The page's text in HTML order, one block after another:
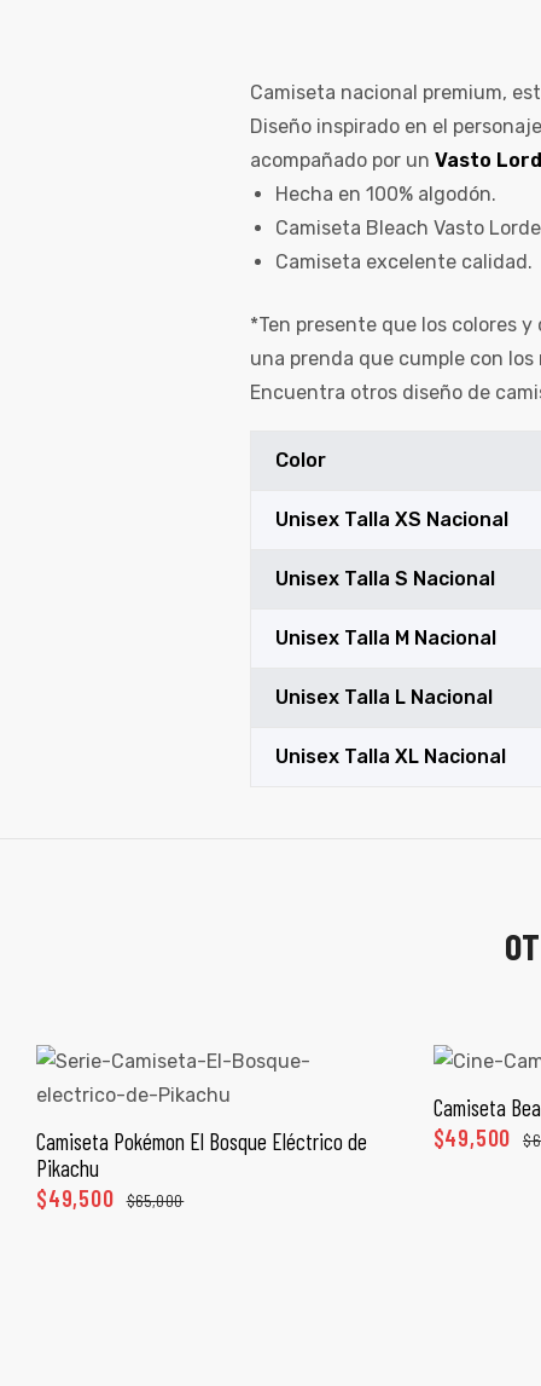
Camiseta nacional premium,
Diseño inspirado en el
acompañado por un Vasto
Hecha en 100% algodón.
Camiseta Bleach Vasto
Camiseta excelente calidad.
*Ten presente que los colores
una prenda que cumple con
Encuentra otros diseño de
Color
Unisex Talla XS Nacional
Unisex Talla S Nacional
Unisex Talla M Nacional
Unisex Talla L Nacional
Unisex Talla XL Nacional
SELECCIONAR OPCIONES
Camiseta Pokémon El Bosque Eléctrico de
Pikachu
$65,000
$49,500
Camiseta
$
$49,500